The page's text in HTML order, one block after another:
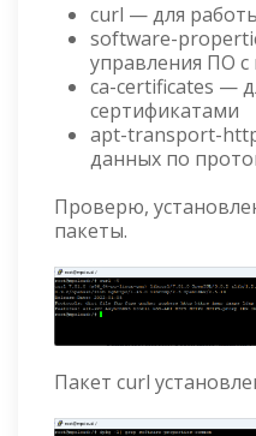
curl — для
software-
управления ПО
ca-certificates —
сертификатами
apt-transport-
данных по
Проверю,
пакеты.
Пакет curl